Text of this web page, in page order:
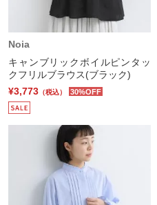
Noia
キャンブリックボイルピンタッ
クフリルブラウス(ブラック)
¥3,773 （税込） 30%OFF